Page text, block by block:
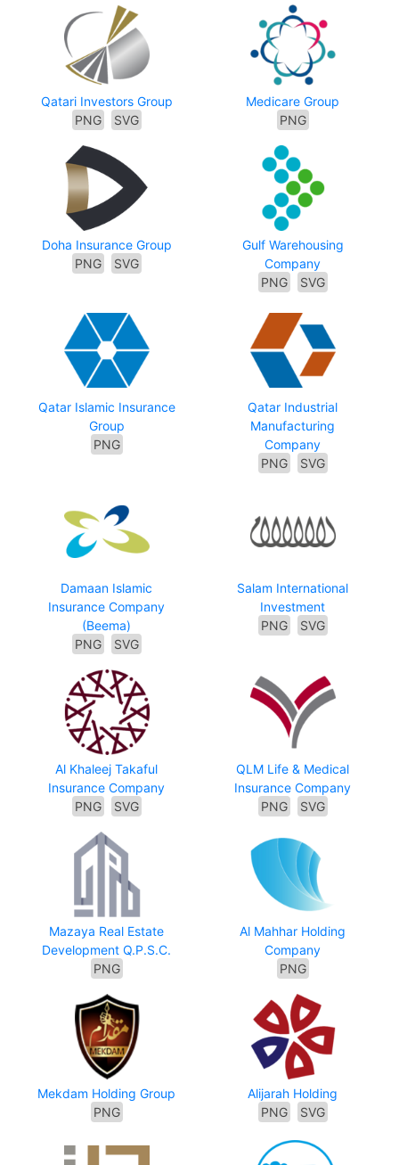
Qatari Investors Group
PNG
SVG
Medicare Group
PNG
Doha Insurance Group
PNG
SVG
Gulf Warehousing
Company
PNG
SVG
Qatar Islamic Insurance
Group
PNG
Qatar Industrial
Manufacturing
Company
PNG
SVG
Damaan Islamic
Insurance Company
(Beema)
PNG
SVG
Salam International
Investment
PNG
SVG
Al Khaleej Takaful
Insurance Company
PNG
SVG
QLM Life & Medical
Insurance Company
PNG
SVG
Mazaya Real Estate
Development Q.P.S.C.
PNG
Al Mahhar Holding
Company
PNG
Mekdam Holding Group
PNG
Alijarah Holding
PNG
SVG